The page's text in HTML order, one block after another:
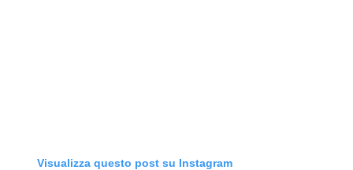
Visualizza questo post su Instagram